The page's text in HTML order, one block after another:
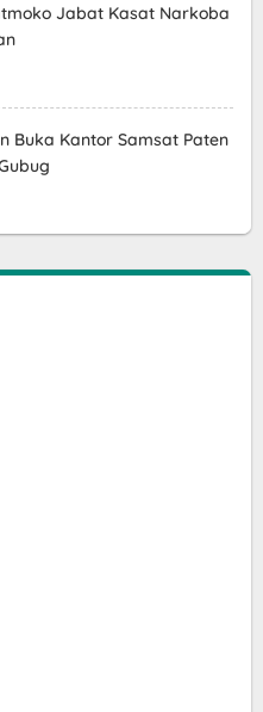
Jabat Kasat Narkoba
Buka Kantor Samsat Paten